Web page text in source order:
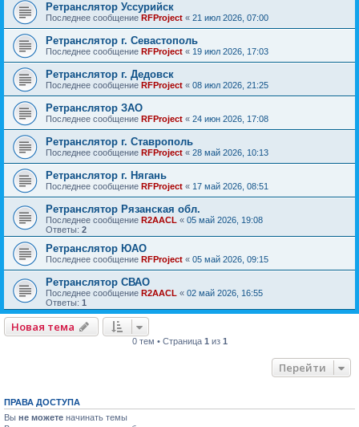
Ретранслятор Уссурийск
Последнее сообщение RFProject « 21 июл 2026, 07:00
Ретранслятор г. Севастополь
Последнее сообщение RFProject « 19 июл 2026, 17:03
Ретранслятор г. Дедовск
Последнее сообщение RFProject « 08 июл 2026, 21:25
Ретранслятор ЗАО
Последнее сообщение RFProject « 24 июн 2026, 17:08
Ретранслятор г. Ставрополь
Последнее сообщение RFProject « 28 май 2026, 10:13
Ретранслятор г. Нягань
Последнее сообщение RFProject « 17 май 2026, 08:51
Ретранслятор Рязанская обл.
Последнее сообщение R2AACL « 05 май 2026, 19:08
Ответы: 2
Ретранслятор ЮАО
Последнее сообщение RFProject « 05 май 2026, 09:15
Ретранслятор СВАО
Последнее сообщение R2AACL « 02 май 2026, 16:55
Ответы: 1
Новая тема
0 тем • Страница 1 из 1
Перейти
ПРАВА ДОСТУПА
Вы не можете начинать темы